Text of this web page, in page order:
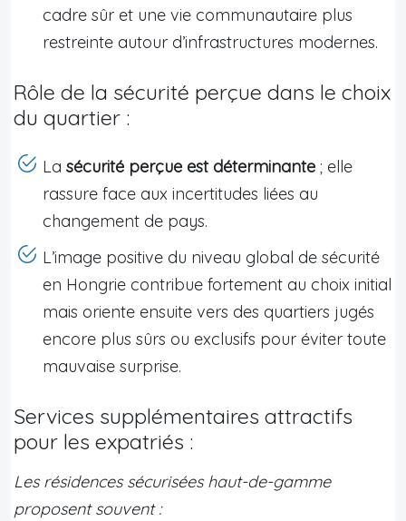
cadre sûr et une vie communautaire plus
restreinte autour d’infrastructures modernes.
Rôle de la sécurité perçue dans le choix
du quartier :
La sécurité perçue est déterminante ; elle
rassure face aux incertitudes liées au
changement de pays.
L’image positive du niveau global de sécurité
en Hongrie contribue fortement au choix initial
mais oriente ensuite vers des quartiers jugés
encore plus sûrs ou exclusifs pour éviter toute
mauvaise surprise.
Services supplémentaires attractifs
pour les expatriés :
Les résidences sécurisées haut-de-gamme
proposent souvent :